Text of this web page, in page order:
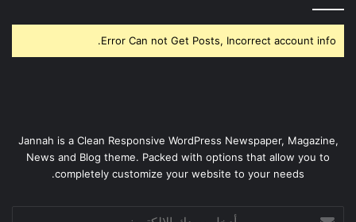
Error Can not Get Posts, Incorrect account info.
Jannah is a Clean Responsive WordPress Newspaper, Magazine,
News and Blog theme. Packed with options that allow you to
completely customize your website to your needs.